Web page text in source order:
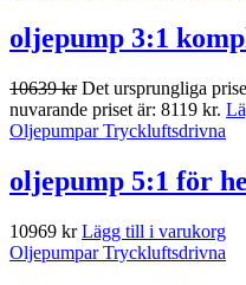
oljepump 3:1
10639kr Det ursprungliga
nuvarande priset är: 8119 kr.
Oljepumpar Tryckluftsdrivna
oljepump 5:1 för
10969 kr Lägg till i varukorg
Oljepumpar Tryckluftsdrivna